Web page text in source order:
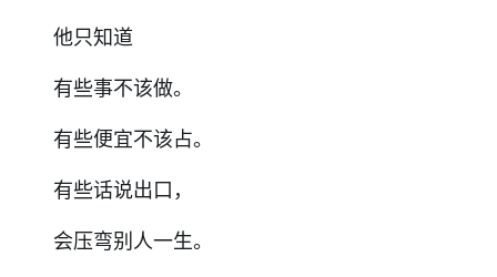
他只知道
有些事不该做。
有些便宜不该占。
有些话说出口，
会压弯别人一生。